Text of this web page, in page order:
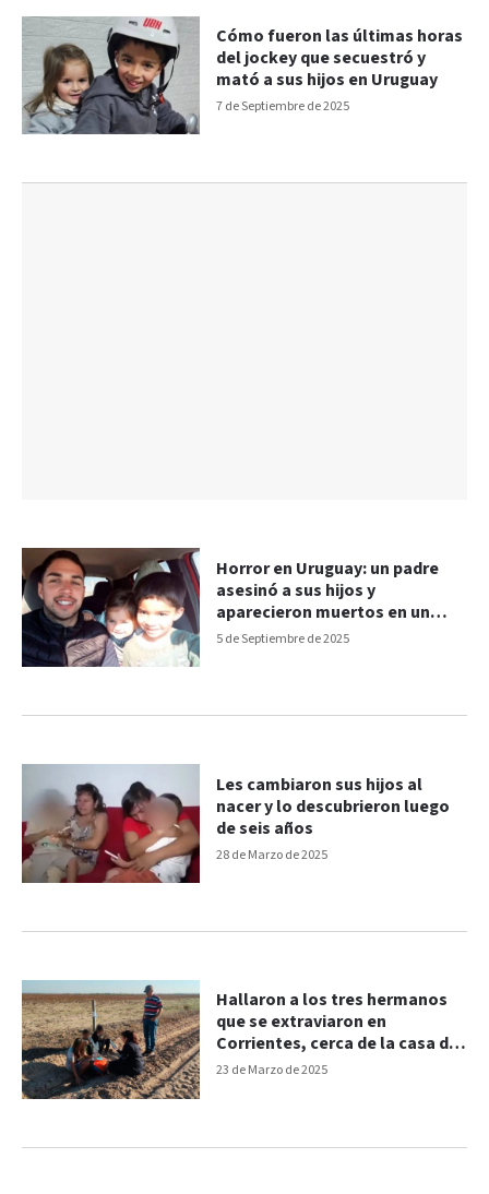
7 de Septiembre de 2025
Cómo fueron las últimas horas
del jockey que secuestró y
mató a sus hijos en Uruguay
5 de Septiembre de 2025
Horror en Uruguay: un padre
asesinó a sus hijos y
aparecieron muertos en un
arroyo
28 de Marzo de 2025
Les cambiaron sus hijos al
nacer y lo descubrieron luego
de seis años
23 de Marzo de 2025
Hallaron a los tres hermanos
que se extraviaron en
Corrientes, cerca de la casa de
Loan Peña